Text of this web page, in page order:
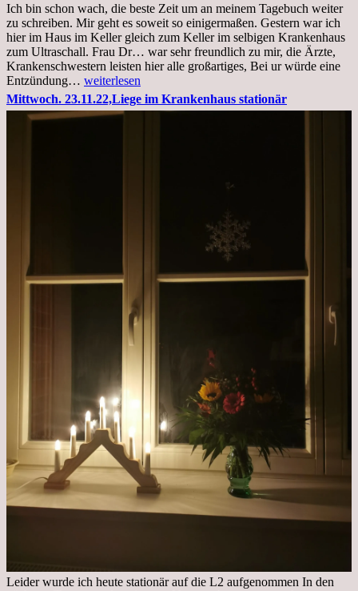
Ich bin schon wach, die beste Zeit um an meinem Tagebuch weiter
zu schreiben. Mir geht es soweit so einigermaßen. Gestern war ich
hier im Haus im Keller gleich zum Keller im selbigen Krankenhaus
zum Ultraschall. Frau Dr… war sehr freundlich zu mir, die Ärzte,
Krankenschwestern leisten hier alle großartiges, Bei ur würde eine
Entzündung… Freitag,
25.11.2022
Kleines
weiterlesen
Mittwoch. 23.11.22,Liege im Krankenhaus stationär
Leider wurde ich heute stationär auf die L2 aufgenommen In den